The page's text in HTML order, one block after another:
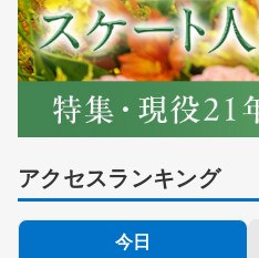
アクセスランキング
今日